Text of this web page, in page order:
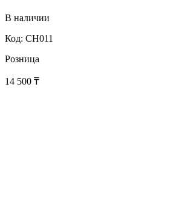
В наличии
Код: CH011
Розница
14 500 ₸